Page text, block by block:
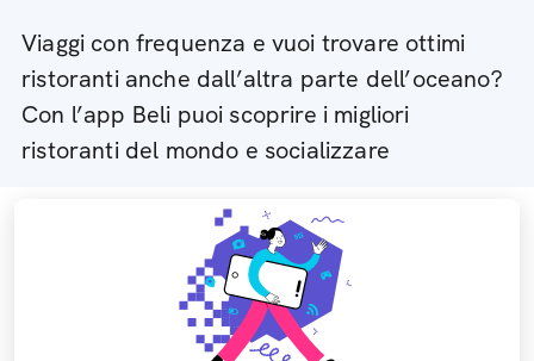
Viaggi con frequenza e vuoi trovare ottimi
ristoranti anche dall’altra parte dell’oceano?
Con l’app Beli puoi scoprire i migliori
ristoranti del mondo e socializzare